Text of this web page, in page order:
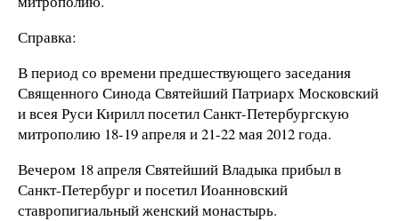
Справка:
В период со времени предшествующего заседания
Священного Синода Святейший Патриарх Московский
и всея Руси Кирилл посетил Санкт-Петербургскую
митрополию 18-19 апреля и 21-22 мая 2012 года.
Вечером 18 апреля Святейший Владыка прибыл в
Санкт-Петербург и посетил Иоанновский
ставропигиальный женский монастырь.